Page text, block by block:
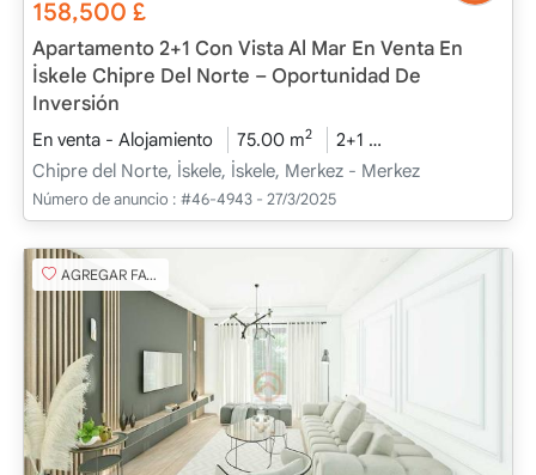
158,500£
Apartamento 2+1 Con Vista Al Mar En Venta En
İskele Chipre Del Norte – Oportunidad De
Inversión
En venta - Alojamiento 75.00 m2 2+1
Chipre del Norte, İskele, İskele, Merkez - Merkez
Número de anuncio : #46-4943 - 27/3/2025
AGREGAR FAVORITO